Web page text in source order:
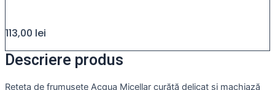
113,00 lei
Descriere produs
Rețeta de frumusețe Acqua Micellar curăță delicat și machiază